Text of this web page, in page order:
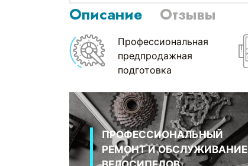
Описание Отзывы
Профессиональная
предпродажная
подготовка
ПРОФЕССИОНАЛЬНЫЙ
РЕМОНТ И ОБСЛУЖИВАНИЕ